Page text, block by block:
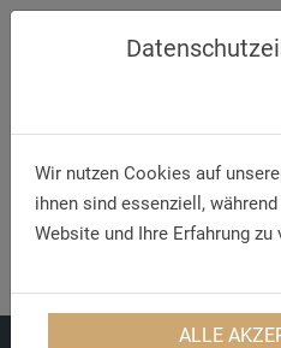
Telefon/WhatsApp
Wir nutzen Cookies auf
ihnen sind essenziell,
Website und Ihre Erfahrung zu
ALLE